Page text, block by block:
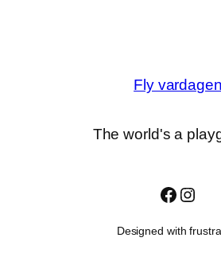
Fly vardagen
The world's a
Designed with